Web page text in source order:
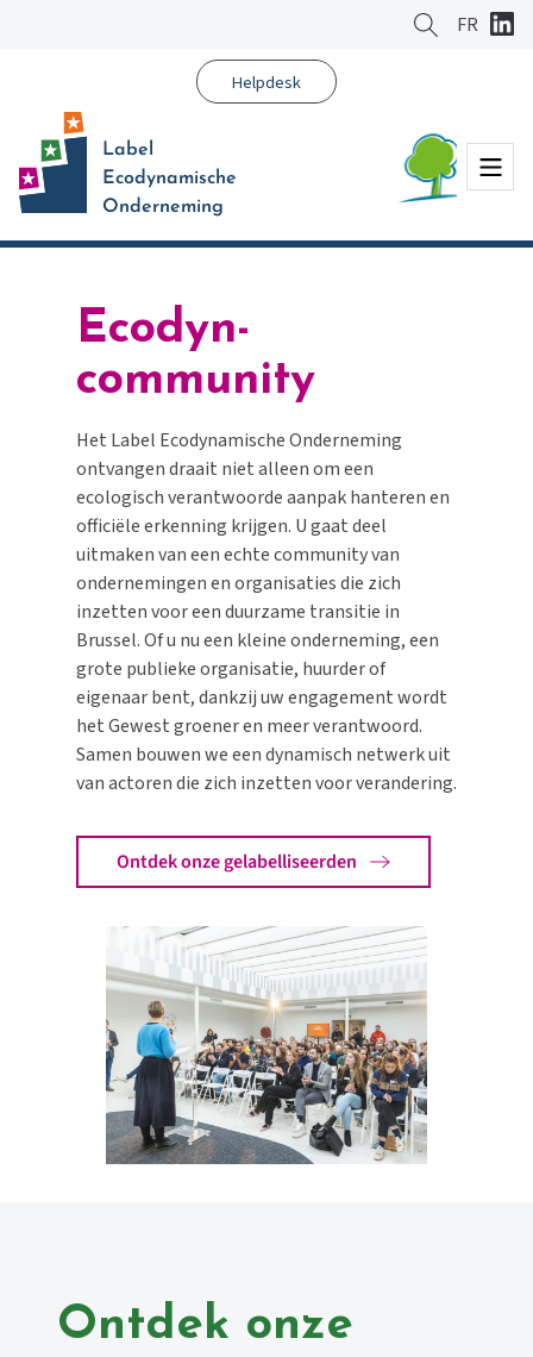
FR
Helpdesk
Label
Ecodynamische
Onderneming
Menu
Ecodyn-
community
Het Label Ecodynamische Onderneming
ontvangen draait niet alleen om een
ecologisch verantwoorde aanpak hanteren en
officiële erkenning krijgen. U gaat deel
uitmaken van een echte community van
ondernemingen en organisaties die zich
inzetten voor een duurzame transitie in
Brussel. Of u nu een kleine onderneming, een
grote publieke organisatie, huurder of
eigenaar bent, dankzij uw engagement wordt
het Gewest groener en meer verantwoord.
Samen bouwen we een dynamisch netwerk uit
van actoren die zich inzetten voor verandering.
Ontdek onze gelabelliseerden
Ontdek onze